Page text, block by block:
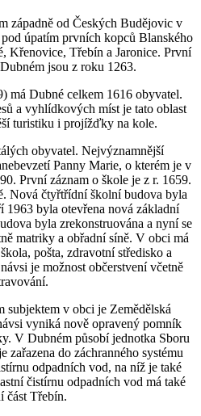
západně od Českých Budějovic v
úpatím prvních kopců Blanského
Křenovice, Třebín a Jaronice. První
jsou z roku 1263.
má Dubné celkem 1616 obyvatel.
a vyhlídkových míst je tato oblast
turistiku i projížďky na kole.
obyvatel. Nejvýznamnější
Panny Marie, o kterém je v
První záznam o škole je z r. 1659.
Nová čtyřtřídní školní budova byla
1963 byla otevřena nová základní
byla zrekonstruována a nyní se
matriky a obřadní síně. V obci má
pošta, zdravotní středisko a
je možnost občerstvení včetně
subjektem v obci je Zemědělská
vyniká nově opravený pomník
V Dubném působí jednotka Sboru
zařazena do záchranného systému
odpadních vod, na níž je také
čistírnu odpadních vod má také
část Třebín.